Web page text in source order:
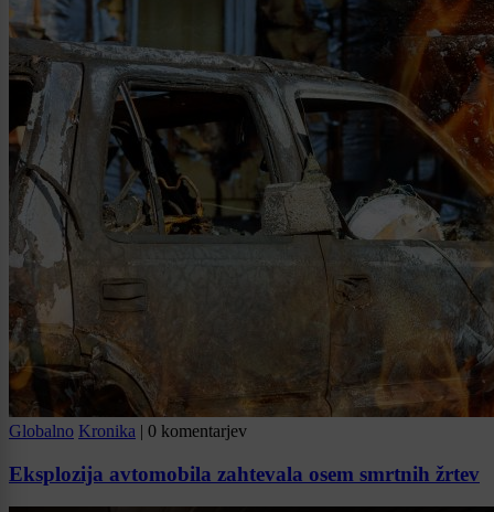
Globalno Kronika | 0 komentarjev
Eksplozija avtomobila zahtevala osem smrtnih žrtev